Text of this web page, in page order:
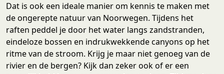
Dat is ook een ideale manier om kennis te maken met
de ongerepte natuur van Noorwegen. Tijdens het
raften peddel je door het water langs zandstranden,
eindeloze bossen en indrukwekkende canyons op het
ritme van de stroom. Krijg je maar niet genoeg van de
rivier en de bergen? Kijk dan zeker ook of er een